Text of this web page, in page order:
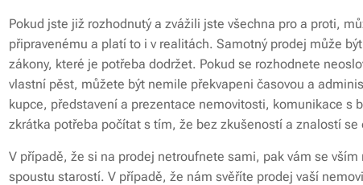
Pokud jste již rozhodnutý a zvážili jste všechna pro a proti,
připravenému a platí to i v realitách. Samotný prodej může
zákony, které je potřeba dodržet. Pokud se rozhodnete
vlastní pěst, můžete být nemile překvapeni časovou a
kupce, představení a prezentace nemovitosti, komunikace s
zkrátka potřeba počítat s tím, že bez zkušeností a znalostí
V případě, že si na prodej netroufnete sami, pak vám se
spoustu starostí. V případě, že nám svěříte prodej vaší